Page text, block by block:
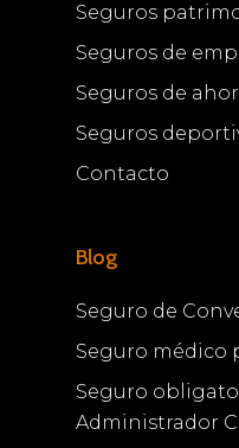
Seguros
Seguros de
Seguros de
Seguros
Contacto
Blog
Seguro de
Seguro médico
Seguro
Administrador